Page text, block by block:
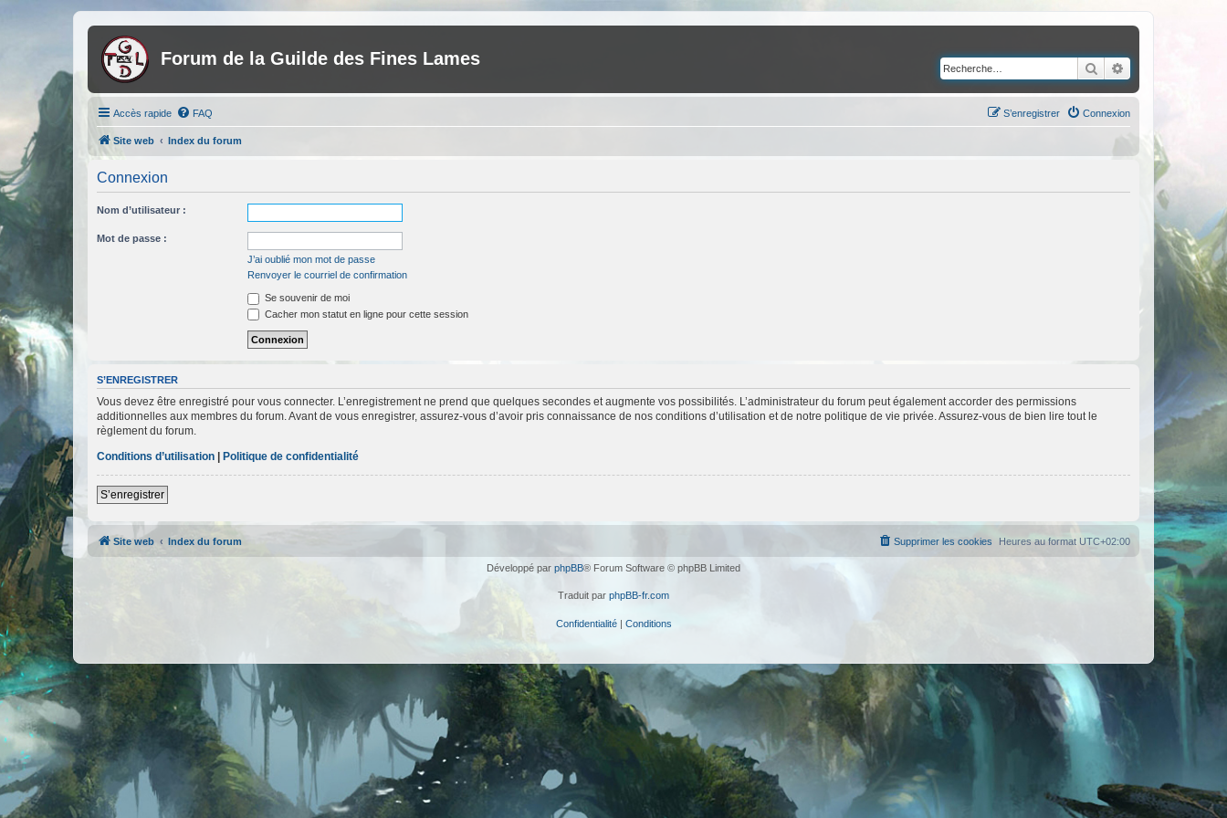
Forum de la Guilde des Fines Lames Rechercher
Accès rapide FAQ Connexion
S’enregistrer
Site web Index du forum
Connexion
Nom d’utilisateur :
Mot de passe :
J’ai oublié mon mot de passe
Renvoyer le courriel de confirmation
Se souvenir de moi
Cacher mon statut en ligne pour cette session
S’ENREGISTRER
Vous devez être enregistré pour vous connecter. L’enregistrement ne prend que quelques secondes et augmente vos possibilités. L’administrateur du forum peut également accorder des permissions
additionnelles aux membres du forum. Avant de vous enregistrer, assurez-vous d’avoir pris connaissance de nos conditions d’utilisation et de notre politique de vie privée. Assurez-vous de bien lire tout le
règlement du forum.
Conditions d’utilisation | Politique de confidentialité
S’enregistrer
Site web Index du forum Heures au format UTC+02:00
Supprimer les cookies
Développé par phpBB® Forum Software © phpBB Limited
Traduit par phpBB-fr.com
Confidentialité| Conditions